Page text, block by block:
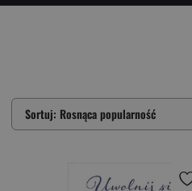
Sortuj: Rosnąca popularność